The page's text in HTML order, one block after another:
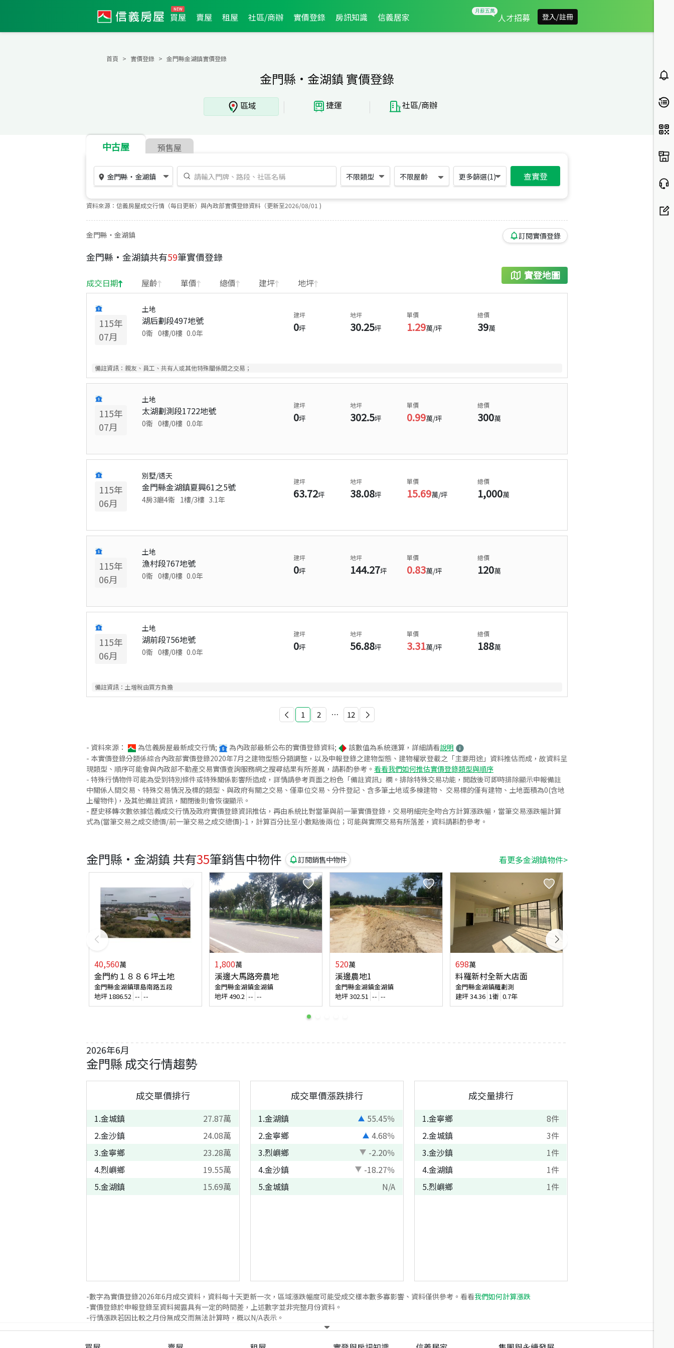
買屋 賣屋 租屋 社區/商辦 實價登錄 房訊知識 信義居家 人才招募 登入/註冊
首頁 實價登錄 金門縣金湖鎮實價登錄
金門縣·金湖鎮 實價登錄
區域 | 捷運 | 社區/商辦
中古屋 預售屋
金門縣 ・ 金湖鎮 不限類型 不限屋齡 更多篩選(1) 查實登
資料來源：信義房屋成交行情（每日更新）與內政部實價登錄資料（更新至2026/08/01 )
金門縣・金湖鎮 訂閱實價登錄
金門縣 · 金湖鎮共有59筆實價登錄
實登地圖
成交日期 屋齡 單價 總價 建坪 地坪
115年
07月
土地
湖后劃段497地號
0衛 0樓/0樓 0.0年
建坪
0坪
地坪
30.25坪
單價
1.29萬/坪
總價
39萬
備註資訊： 親友、員工、共有人或其他特殊關係間之交易；
115年
07月
土地
太湖劃測段1722地號
0衛 0樓/0樓 0.0年
建坪
0坪
地坪
302.5坪
單價
0.99萬/坪
總價
300萬
115年
06月
別墅/透天
金門縣金湖鎮夏興61之5號
4房3廳4衛 1樓/3樓 3.1年
建坪
63.72坪
地坪
38.08坪
單價
15.69萬/坪
總價
1,000萬
115年
06月
土地
漁村段767地號
0衛 0樓/0樓 0.0年
建坪
0坪
地坪
144.27坪
單價
0.83萬/坪
總價
120萬
115年
06月
土地
湖前段756地號
0衛 0樓/0樓 0.0年
建坪
0坪
地坪
56.88坪
單價
3.31萬/坪
總價
188萬
備註資訊： 土增稅由買方負擔
1 2 ⋯ 12
- 資料來源： 為信義房屋最新成交行情; 為內政部最新公布的實價登錄資料; 該數值為系統運算，詳細請看說明
- 本實價登錄分類係綜合內政部實價登錄2020年7月之建物型態分類調整，以及申報登錄之建物型態、建物權狀登載之「主要用途」資料推估而成，故資料呈
現類型、順序可能會與內政部不動產交易實價查詢服務網之搜尋結果有所差異，請斟酌參考。 看看我們如何推估實價登錄類型與順序
- 特殊行情物件可能為受到特別條件或特殊關係影響所造成，詳情請參考頁面之粉色「備註資訊」欄。排除特殊交易功能，開啟後可即時排除顯示申報備註
中關係人間交易、特殊交易情況及標的類型、與政府有關之交易、僅車位交易、分件登記、含多筆土地或多棟建物、 交易標的僅有建物、土地面積為0(含地
上權物件)，及其他備註資訊，關閉後則會恢復顯示。
- 歷史移轉次數依據信義成交行情及政府實價登錄資訊推估，再由系統比對當筆與前一筆實價登錄，交易明細完全吻合方計算漲跌幅，當筆交易漲跌幅計算
式為(當筆交易之成交總價/前一筆交易之成交總價)-1，計算百分比至小數點後兩位；可能與實際交易有所落差，資料請斟酌參考。
金門縣·金湖鎮 共有35筆銷售中物件 訂閱銷售中物件 看更多金湖鎮物件>
40,560萬
金門約１８８６坪土地
金門縣金湖鎮環島南路五段
地坪 1886.52 -- --
1,800萬
溪邊大馬路旁農地
金門縣金湖鎮金湖鎮
地坪490.2 -- --
520萬
溪邊農地1
金門縣金湖鎮金湖鎮
地坪302.51 -- --
698萬
料羅新村全新大店面
金門縣金湖鎮羅劃測
建坪34.36 1衛 0.7年
2026年6月
金門縣 成交行情趨勢
成交單價排行
1.金城鎮 27.87萬
2.金沙鎮 24.08萬
3.金寧鄉 23.28萬
4.烈嶼鄉 19.55萬
5.金湖鎮 15.69萬
成交單價漲跌排行
1.金湖鎮 55.45％
2.金寧鄉 4.68％
3.烈嶼鄉 -2.20％
4.金沙鎮 -18.27％
5.金城鎮 N/A
成交量排行
1.金寧鄉 8件
2.金城鎮 3件
3.金沙鎮 1件
4.金湖鎮 1件
5.烈嶼鄉 1件
-數字為實價登錄2026年6月成交資料，資料每十天更新一次，區域漲跌幅度可能受成交樣本數多寡影響、資料僅供參考。看看我們如何計算漲跌
-實價登錄於申報登錄至資料揭露具有一定的時間差，上述數字並非完整月份資料。
-行情漲跌若因比較之月份無成交而無法計算時，概以N/A表示。